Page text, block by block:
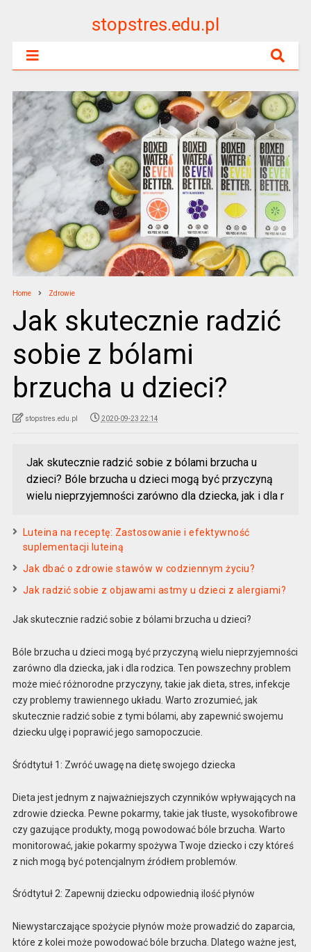
stopstres.edu.pl
Home Zdrowie
Jak skutecznie radzić
sobie z bólami
brzucha u dzieci?
stopstres.edu.pl 2020-09-23 22:14
Jak skutecznie radzić sobie z bólami brzucha u
dzieci? Bóle brzucha u dzieci mogą być przyczyną
wielu nieprzyjemności zarówno dla dziecka, jak i dla r
Luteina na receptę: Zastosowanie i efektywność
suplementacji luteiną
Jak dbać o zdrowie stawów w codziennym życiu?
Jak radzić sobie z objawami astmy u dzieci z alergiami?
Jak skutecznie radzić sobie z bólami brzucha u dzieci?
Bóle brzucha u dzieci mogą być przyczyną wielu nieprzyjemności
zarówno dla dziecka, jak i dla rodzica. Ten powszechny problem
może mieć różnorodne przyczyny, takie jak dieta, stres, infekcje
czy problemy trawiennego układu. Warto zrozumieć, jak
skutecznie radzić sobie z tymi bólami, aby zapewnić swojemu
dziecku ulgę i poprawić jego samopoczucie.
Śródtytuł 1: Zwróć uwagę na dietę swojego dziecka
Dieta jest jednym z najważniejszych czynników wpływających na
zdrowie dziecka. Pewne pokarmy, takie jak tłuste, wysokofibrowe
czy gazujące produkty, mogą powodować bóle brzucha. Warto
monitorować, jakie pokarmy spożywa Twoje dziecko i czy któreś
z nich mogą być potencjalnym źródłem problemów.
Śródtytuł 2: Zapewnij dziecku odpowiednią ilość płynów
Niewystarczające spożycie płynów może prowadzić do zaparcia,
które z kolei może powodować bóle brzucha. Dlatego ważne jest,